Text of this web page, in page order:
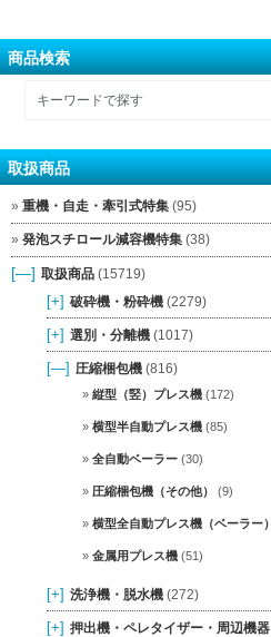
商品検索
取扱商品
重機・自走・牽引式特集 (95)
発泡スチロール減容機特集 (38)
[—] 取扱商品 (15719)
[+] 破砕機・粉砕機 (2279)
[+] 選別・分離機 (1017)
[—] 圧縮梱包機 (816)
縦型（竪）プレス機 (172)
横型半自動プレス機 (85)
全自動ベーラー (30)
圧縮梱包機（その他） (9)
横型全自動プレス機（ベーラー）
金属用プレス機 (51)
[+] 洗浄機・脱水機 (272)
[+] 押出機・ペレタイザー・周辺機器